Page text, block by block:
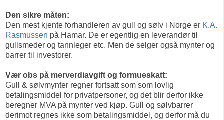
Den sikre måten:
Den mest kjente forhandleren av gull og sølv i Norge er K.A.
Rasmussen på Hamar. De er egentlig en leverandør til
gullsmeder og tannleger etc. Men de selger også mynter og
barrer til investorer.
Vær obs på merverdiavgift og formueskatt:
Gull & sølvmynter regner fortsatt som som lovlig
betalingsmiddel for privatpersoner, og det blir derfor ikke
beregner MVA på mynter ved kjøp. Gull og sølvbarrer
derimot regnes ikke som betalingsmiddel, og derfor må du